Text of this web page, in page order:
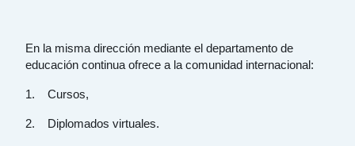
En la misma dirección mediante el departamento de
educación continua ofrece a la comunidad internacional:
1. Cursos,
2. Diplomados virtuales.